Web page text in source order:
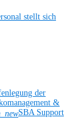
stellt sich
der
&
SBA Support